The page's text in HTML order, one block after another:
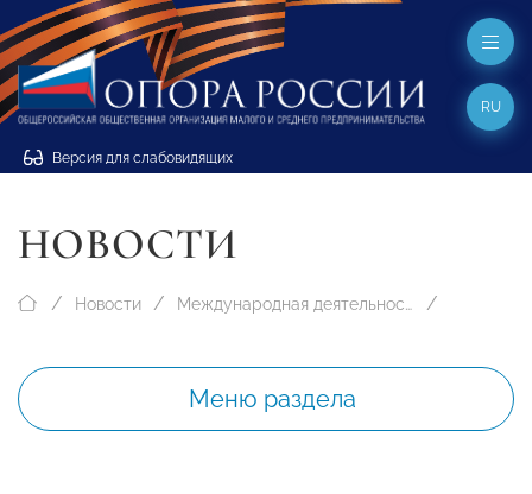
Версия для слабовидящих
RU
НОВОСТИ
Новости Международная деятельность
Меню раздела